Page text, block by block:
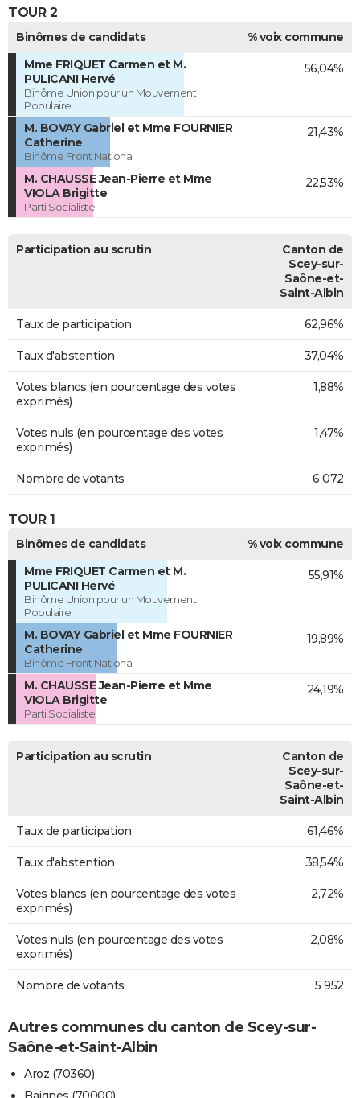
TOUR 2
Binômes de candidats
% voix commune
Mme FRIQUET Carmen et M.
PULICANI Hervé
Binôme Union pour un Mouvement
Populaire
56,04%
M. BOVAY Gabriel et Mme FOURNIER
Catherine
Binôme Front National
21,43%
M. CHAUSSE Jean-Pierre et Mme
VIOLA Brigitte
Parti Socialiste
22,53%
Participation au scrutin
Canton de
Scey-sur-
Saône-et-
Saint-Albin
Taux de participation 62,96%
Taux d'abstention 37,04%
Votes blancs (en pourcentage des votes
exprimés)
1,88%
Votes nuls (en pourcentage des votes
exprimés)
1,47%
Nombre de votants 6 072
TOUR 1
Binômes de candidats
% voix commune
Mme FRIQUET Carmen et M.
PULICANI Hervé
Binôme Union pour un Mouvement
Populaire
55,91%
M. BOVAY Gabriel et Mme FOURNIER
Catherine
Binôme Front National
19,89%
M. CHAUSSE Jean-Pierre et Mme
VIOLA Brigitte
Parti Socialiste
24,19%
Participation au scrutin
Canton de
Scey-sur-
Saône-et-
Saint-Albin
Taux de participation 61,46%
Taux d'abstention 38,54%
Votes blancs (en pourcentage des votes
exprimés)
2,72%
Votes nuls (en pourcentage des votes
exprimés)
2,08%
Nombre de votants 5 952
Autres communes du canton de Scey-sur-
Saône-et-Saint-Albin
Aroz (70360)